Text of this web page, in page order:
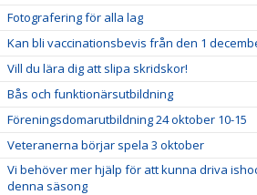
Fotografering för alla lag
Kan bli vaccinationsbevis från den 1
Vill du lära dig att slipa skridskor!
Bås och funktionärsutbildning
Föreningsdomarutbildning 24 oktober 10-15
Veteranerna börjar spela 3 oktober
Vi behöver mer hjälp för att kunna driva
denna säsong